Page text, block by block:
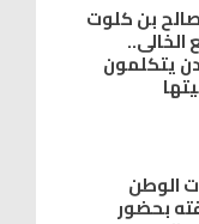
بن كلوت
الخالى..
يتكلمون
الوطن
بحضور